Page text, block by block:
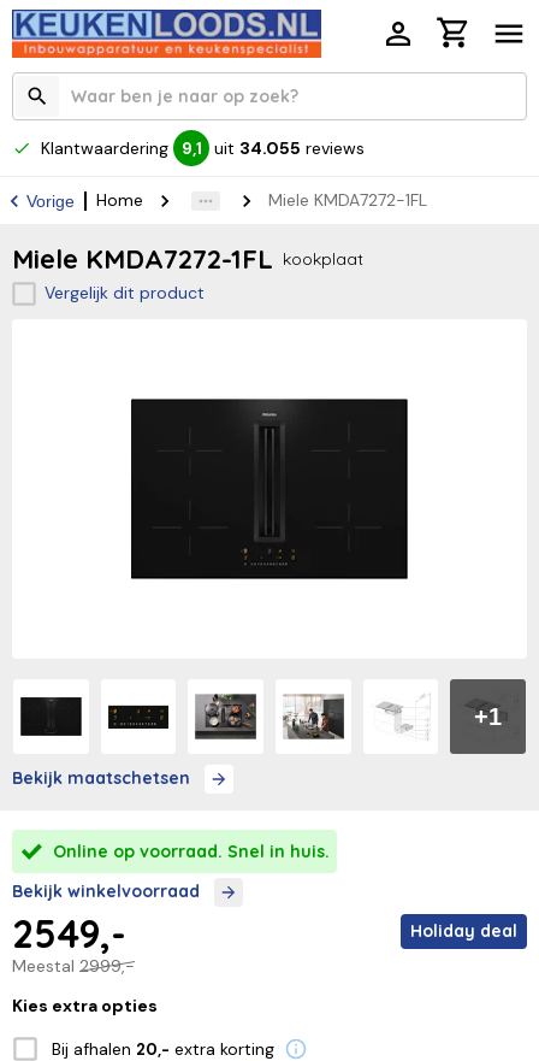
Klantwaardering 9,1 uit 34.055 reviews
Vorige Home Miele KMDA7272-1FL
Miele KMDA7272-1FL kookplaat
Vergelijk dit product
+1
Bekijk maatschetsen
Online op voorraad. Snel in huis.
Bekijk winkelvoorraad
Meestal 2999,-
2549,- Holiday deal
Kies extra opties
Bij afhalen 20,- extra korting